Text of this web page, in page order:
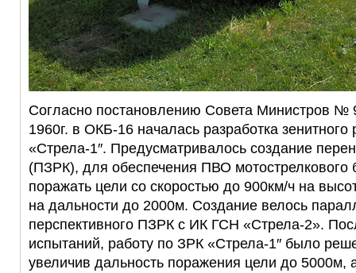
Согласно постановлению Совета Министров №
1960г. в ОКБ-16 началась разработка зенитного
«Стрела-1″. Предусматривалось создание
(ПЗРК), для обеспечения ПВО мотострелкового
поражать цели со скоростью до 900км/ч на
на дальности до 2000м. Создание велось
перспективного ПЗРК с ИК ГСН «Стрела-2».
испытаний, работу по ЗРК «Стрела-1″ было
увеличив дальность поражения цели до 5000м,